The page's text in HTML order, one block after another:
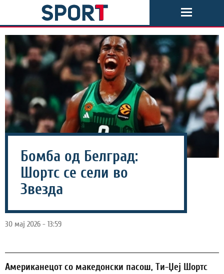
Бомба од Белград:
Шортс се сели во
Звезда
30 мај 2026 - 13:59
Американецот со македонски пасош, Ти-Џеј Шортс